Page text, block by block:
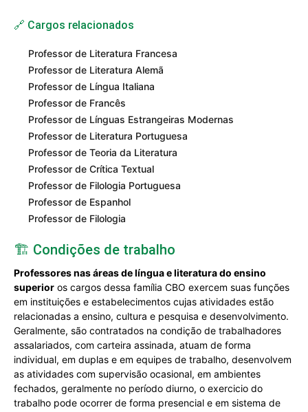
🔗 Cargos relacionados
Professor de Literatura Francesa
Professor de Literatura Alemã
Professor de Língua Italiana
Professor de Francês
Professor de Línguas Estrangeiras Modernas
Professor de Literatura Portuguesa
Professor de Teoria da Literatura
Professor de Crítica Textual
Professor de Filologia Portuguesa
Professor de Espanhol
Professor de Filologia
🏗️ Condições de trabalho
Professores nas áreas de língua e literatura do ensino
superior os cargos dessa família CBO exercem suas funções
em instituições e estabelecimentos cujas atividades estão
relacionadas a ensino, cultura e pesquisa e desenvolvimento.
Geralmente, são contratados na condição de trabalhadores
assalariados, com carteira assinada, atuam de forma
individual, em duplas e em equipes de trabalho, desenvolvem
as atividades com supervisão ocasional, em ambientes
fechados, geralmente no período diurno, o exercicio do
trabalho pode ocorrer de forma presencial e em sistema de